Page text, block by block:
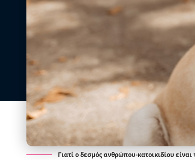
Γιατί ο δεσμός ανθρώπου-κατοικιδίου